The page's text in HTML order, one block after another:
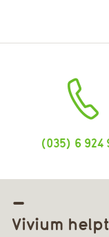
(035) 6 924
Vivium